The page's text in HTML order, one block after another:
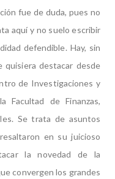
fue de duda, pues no
aquí y no suelo escribir
defendible. Hay, sin
quisiera destacar desde
de Investigaciones y
Facultad de Finanzas,
Se trata de asuntos
en su juicioso
la novedad de la
convergen los grandes